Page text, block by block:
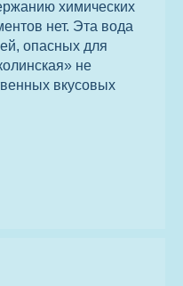
химических
нет. Эта вода
опасных для
не
вкусовых